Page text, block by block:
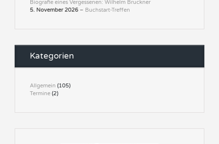
Biografie eines Vergessenen: Wilhelm Bruckner
5. November 2026 – Buchstart-Treffen
Kategorien
Allgemein (105)
Termine (2)